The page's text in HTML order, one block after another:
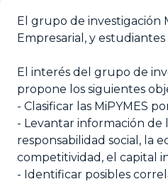
El grupo de investigación
Empresarial, y
El interés del grupo de
propone los siguientes
- Clasificar las MiPYMES
- Levantar información de
responsabilidad social, la
competitividad, el capital
- Identificar posibles